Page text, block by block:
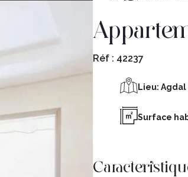
Réf : 42237
Lieu: Agdal
Surface